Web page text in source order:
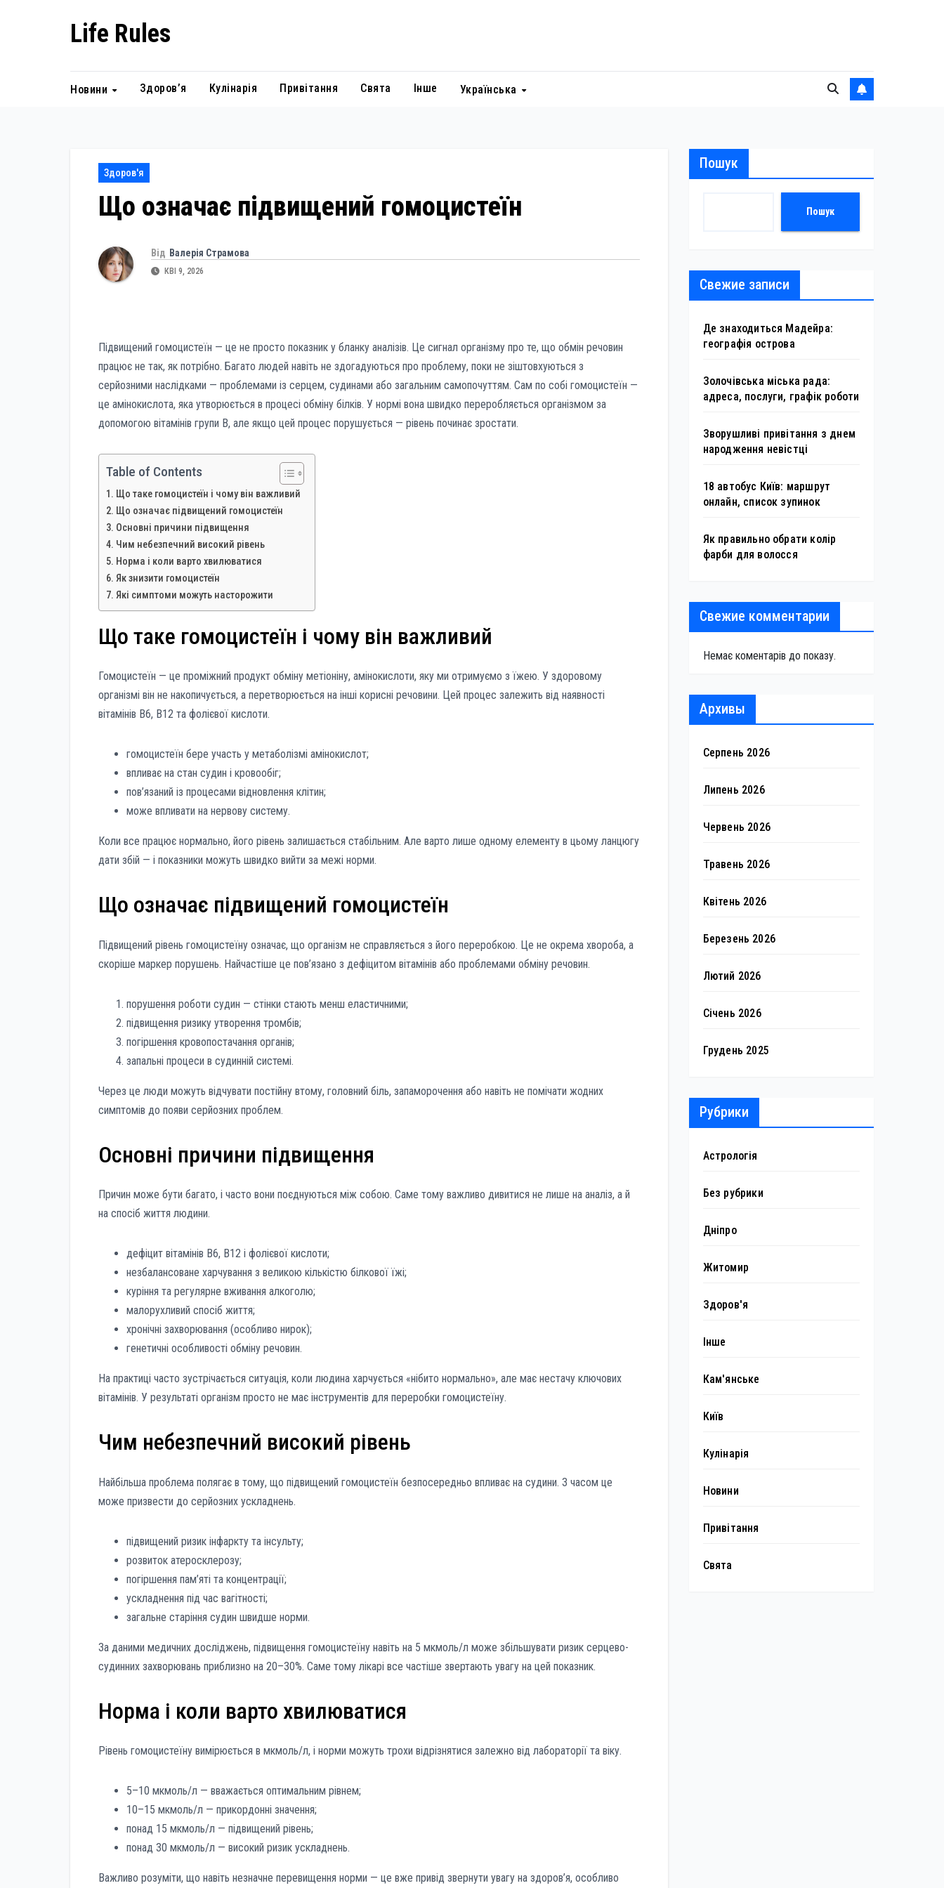
Life Rules
Новини Здоров’я Кулінарія Привітання Свята Інше Українська
Здоров'я
Що означає підвищений гомоцистеїн
Від Валерія Страмова
КВІ 9, 2026
Підвищений гомоцистеїн — це не просто показник у бланку аналізів. Це сигнал організму про те, що обмін речовин
працює не так, як потрібно. Багато людей навіть не здогадуються про проблему, поки не зіштовхуються з
серйозними наслідками — проблемами із серцем, судинами або загальним самопочуттям. Сам по собі гомоцистеїн —
це амінокислота, яка утворюється в процесі обміну білків. У нормі вона швидко переробляється організмом за
допомогою вітамінів групи B, але якщо цей процес порушується — рівень починає зростати.
Table of Contents
Що таке гомоцистеїн і чому він важливий
Що означає підвищений гомоцистеїн
Основні причини підвищення
Чим небезпечний високий рівень
Норма і коли варто хвилюватися
Як знизити гомоцистеїн
Які симптоми можуть насторожити
Що таке гомоцистеїн і чому він важливий
Гомоцистеїн — це проміжний продукт обміну метіоніну, амінокислоти, яку ми отримуємо з їжею. У здоровому
організмі він не накопичується, а перетворюється на інші корисні речовини. Цей процес залежить від наявності
вітамінів B6, B12 та фолієвої кислоти.
гомоцистеїн бере участь у метаболізмі амінокислот;
впливає на стан судин і кровообіг;
пов’язаний із процесами відновлення клітин;
може впливати на нервову систему.
Коли все працює нормально, його рівень залишається стабільним. Але варто лише одному елементу в цьому ланцюгу
дати збій — і показники можуть швидко вийти за межі норми.
Що означає підвищений гомоцистеїн
Підвищений рівень гомоцистеїну означає, що організм не справляється з його переробкою. Це не окрема хвороба, а
скоріше маркер порушень. Найчастіше це пов’язано з дефіцитом вітамінів або проблемами обміну речовин.
порушення роботи судин — стінки стають менш еластичними;
підвищення ризику утворення тромбів;
погіршення кровопостачання органів;
запальні процеси в судинній системі.
Через це люди можуть відчувати постійну втому, головний біль, запаморочення або навіть не помічати жодних
симптомів до появи серйозних проблем.
Основні причини підвищення
Причин може бути багато, і часто вони поєднуються між собою. Саме тому важливо дивитися не лише на аналіз, а й
на спосіб життя людини.
дефіцит вітамінів B6, B12 і фолієвої кислоти;
незбалансоване харчування з великою кількістю білкової їжі;
куріння та регулярне вживання алкоголю;
малорухливий спосіб життя;
хронічні захворювання (особливо нирок);
генетичні особливості обміну речовин.
На практиці часто зустрічається ситуація, коли людина харчується «нібито нормально», але має нестачу ключових
вітамінів. У результаті організм просто не має інструментів для переробки гомоцистеїну.
Чим небезпечний високий рівень
Найбільша проблема полягає в тому, що підвищений гомоцистеїн безпосередньо впливає на судини. З часом це
може призвести до серйозних ускладнень.
підвищений ризик інфаркту та інсульту;
розвиток атеросклерозу;
погіршення пам’яті та концентрації;
ускладнення під час вагітності;
загальне старіння судин швидше норми.
За даними медичних досліджень, підвищення гомоцистеїну навіть на 5 мкмоль/л може збільшувати ризик серцево-
судинних захворювань приблизно на 20–30%. Саме тому лікарі все частіше звертають увагу на цей показник.
Норма і коли варто хвилюватися
Рівень гомоцистеїну вимірюється в мкмоль/л, і норми можуть трохи відрізнятися залежно від лабораторії та віку.
5–10 мкмоль/л — вважається оптимальним рівнем;
10–15 мкмоль/л — прикордонні значення;
понад 15 мкмоль/л — підвищений рівень;
понад 30 мкмоль/л — високий ризик ускладнень.
Важливо розуміти, що навіть незначне перевищення норми — це вже привід звернути увагу на здоров’я, особливо
Пошук
Пошук
Свежие записи
Де знаходиться Мадейра:
географія острова
Золочівська міська рада:
адреса, послуги, графік роботи
Зворушливі привітання з днем
народження невістці
18 автобус Київ: маршрут
онлайн, список зупинок
Як правильно обрати колір
фарби для волосся
Свежие комментарии
Немає коментарів до показу.
Архивы
Серпень 2026
Липень 2026
Червень 2026
Травень 2026
Квітень 2026
Березень 2026
Лютий 2026
Січень 2026
Грудень 2025
Рубрики
Астрологія
Без рубрики
Дніпро
Житомир
Здоров'я
Інше
Кам'янське
Київ
Кулінарія
Новини
Привітання
Свята